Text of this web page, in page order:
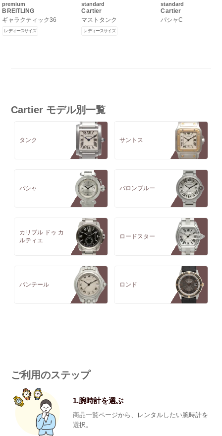
premium
BREITLING
ギャラクティック36
レディースサイズ
standard
Cartier
マストタンク
レディースサイズ
standard
Cartier
パシャC
Cartier モデル別一覧
タンク サントス
パシャ バロンブルー
カリブル ドゥ カ
ルティエ
ロードスター
パンテール ロンド
ご利用のステップ
1.腕時計を選ぶ
商品一覧ページから、レンタルしたい腕時計を
選択。